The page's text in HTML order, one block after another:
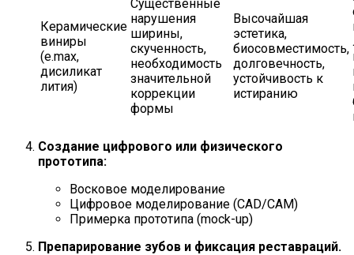
Керамические
виниры
(e.max,
дисиликат
лития)
Существенные
нарушения
ширины,
скученность,
необходимость
значительной
коррекции
формы
Высочайшая
эстетика,
биосовместимость,
долговечность,
устойчивость к
истиранию
Создание цифрового или физического
прототипа:
Восковое моделирование
Цифровое моделирование (CAD/CAM)
Примерка прототипа (mock-up)
Препарирование зубов и фиксация реставраций.